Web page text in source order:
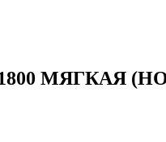
МЯГКАЯ